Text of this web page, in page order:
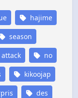
hajime
season
attack no
kikoojap
des